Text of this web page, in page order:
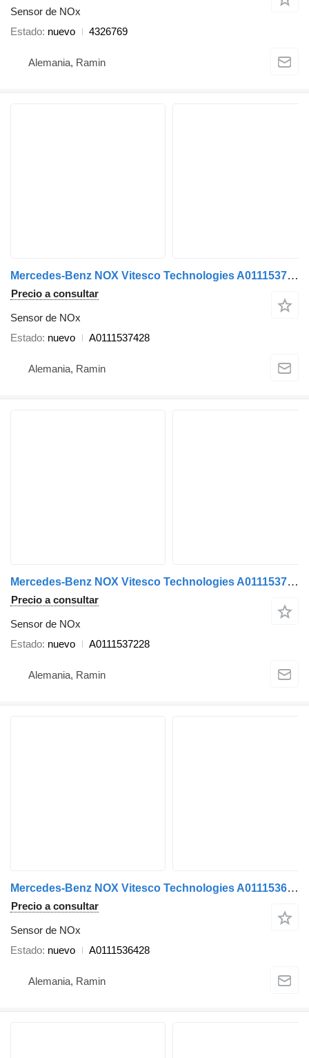
Sensor de NOx
Estado nuevo 4326769
Alemania, Ramin
Mercedes-Benz NOX Vitesco Technologies A0111537428 sensor de NOx para Mercedes-Benz cabeza tractora
Precio a consultar
Sensor de NOx
Estado nuevo A0111537428
Alemania, Ramin
Mercedes-Benz NOX Vitesco Technologies A0111537228 sensor de NOx para Mercedes-Benz cabeza tractora
Precio a consultar
Sensor de NOx
Estado nuevo A0111537228
Alemania, Ramin
Mercedes-Benz NOX Vitesco Technologies A0111536428 sensor de NOx para Mercedes-Benz cabeza tractora
Precio a consultar
Sensor de NOx
Estado nuevo A0111536428
Alemania, Ramin